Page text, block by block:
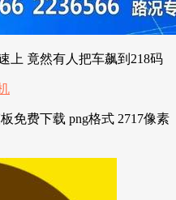
上 竟然有人把车飙到218码
免费下载 png格式 2717像素